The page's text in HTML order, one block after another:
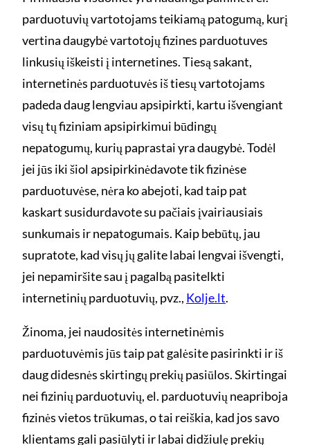
parduotuvių vartotojams teikiamą patogumą, kurį
vertina daugybė vartotojų fizines parduotuves
linkusių iškeisti į internetines. Tiesą sakant,
internetinės parduotuvės iš tiesų vartotojams
padeda daug lengviau apsipirkti, kartu išvengiant
visų tų fiziniam apsipirkimui būdingų
nepatogumų, kurių paprastai yra daugybė. Todėl
jei jūs iki šiol apsipirkinėdavote tik fizinėse
parduotuvėse, nėra ko abejoti, kad taip pat
kaskart susidurdavote su pačiais įvairiausiais
sunkumais ir nepatogumais. Kaip bebūtų, jau
supratote, kad visų jų galite labai lengvai išvengti,
jei nepamiršite sau į pagalbą pasitelkti
internetinių parduotuvių, pvz., Kolje.lt.
Žinoma, jei naudositės internetinėmis
parduotuvėmis jūs taip pat galėsite pasirinkti ir iš
daug didesnės skirtingų prekių pasiūlos. Skirtingai
nei fizinių parduotuvių, el. parduotuvių neapriboja
fizinės vietos trūkumas, o tai reiškia, kad jos savo
klientams gali pasiūlyti ir labai didžiulę prekių